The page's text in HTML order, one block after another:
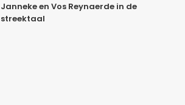
Janneke en Vos Reynaerde in de
streektaal